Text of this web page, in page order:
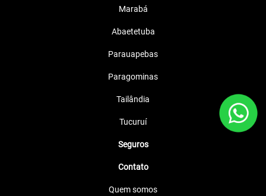
Marabá
Abaetetuba
Parauapebas
Paragominas
Tailândia
Tucuruí
Seguros
Contato
Quem somos